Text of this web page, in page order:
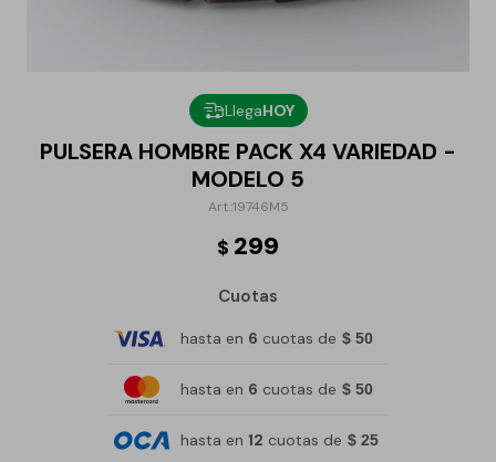
LlegaHOY
PULSERA HOMBRE PACK X4 VARIEDAD -
MODELO 5
19746M5
$ 299
Cuotas
hasta en 6 cuotas de $ 50
hasta en 6 cuotas de $ 50
hasta en 12 cuotas de $ 25